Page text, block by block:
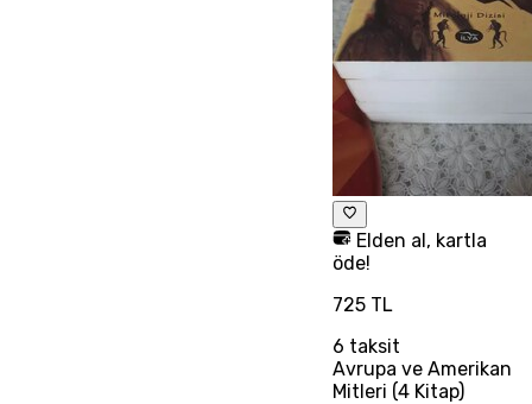
Elden al, kartla
öde!
725 TL
6 taksit
Avrupa ve Amerikan
Mitleri (4 Kitap)